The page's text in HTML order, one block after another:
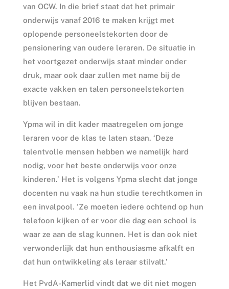
van OCW. In die brief staat dat het primair
onderwijs vanaf 2016 te maken krijgt met
oplopende personeelstekorten door de
pensionering van oudere leraren. De situatie in
het voortgezet onderwijs staat minder onder
druk, maar ook daar zullen met name bij de
exacte vakken en talen personeelstekorten
blijven bestaan.
Ypma wil in dit kader maatregelen om jonge
leraren voor de klas te laten staan. ‘Deze
talentvolle mensen hebben we namelijk hard
nodig, voor het beste onderwijs voor onze
kinderen.’ Het is volgens Ypma slecht dat jonge
docenten nu vaak na hun studie terechtkomen in
een invalpool. ‘Ze moeten iedere ochtend op hun
telefoon kijken of er voor die dag een school is
waar ze aan de slag kunnen. Het is dan ook niet
verwonderlijk dat hun enthousiasme afkalft en
dat hun ontwikkeling als leraar stilvalt.’
Het PvdA-Kamerlid vindt dat we dit niet mogen